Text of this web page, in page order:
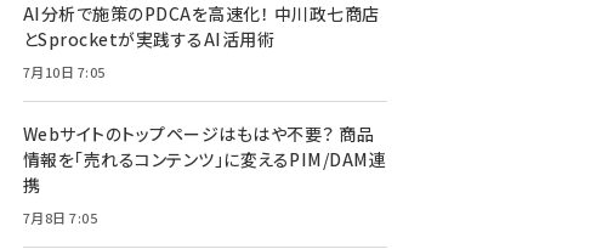
AI分析で施策のPDCAを高速化！ 中川政七商店
とSprocketが実践するAI活用術
7月10日 7:05
Webサイトのトップページはもはや不要？ 商品
情報を「売れるコンテンツ」に変えるPIM/DAM連
携
7月8日 7:05